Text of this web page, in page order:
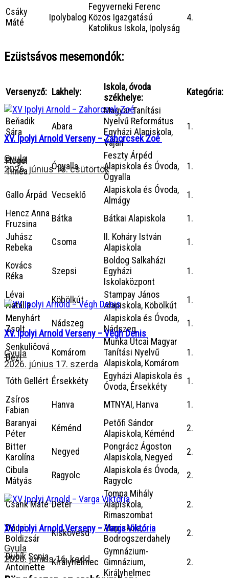
Csáky
Máté
Ipolybalog
Fegyverneki Ferenc
Közös Igazgatású
Katolikus Iskola, Ipolyság
4.
Ezüstsávos mesemondók:
Versenyző: Lakhely:
Iskola, óvoda
székhelye:
Kategória:
Beňadik
Sára
Abara
Magyar Tanítási
Nyelvű Református
Egyházi Alapiskola,
Vaján
1.
Flegel
Timea
Ógyalla
Feszty Árpéd
Alapiskola és Óvoda,
Ógyalla
1.
Gallo Árpád Vecseklő
Alapiskola és Óvoda,
Almágy
1.
Hencz Anna
Fruzsina
Bátka Bátkai Alapiskola
1.
Juhász
Rebeka
Csoma
II. Koháry István
Alapiskola
1.
Kovács
Réka
Szepsi
Boldog Salkaházi
Egyházi
Iskolaközpont
1.
Lévai
Natália
Köbölkút
Stampay János
Alapiskola, Köbölkút
1.
Menyhárt
Zsolt
Nádszeg
Alapiskola és Óvoda,
Nádszeg
1.
Senkuličová
Dézi
Komárom
Munka Utcai Magyar
Tanítási Nyelvű
Alapiskola, Komárom
1.
Tóth Gellért Érsekkéty
Egyházi Alapiskola és
Óvoda, Érsekkéty
1.
Zsíros
Fabian
Hanva MTNYAI, Hanva
1.
Baranyai
Péter
Kéménd
Petőfi Sándor
Alapiskola, Kéménd
2.
Bitter
Karolína
Negyed
Pongrácz Ágoston
Alapiskola, Negyed
2.
Cibula
Mátyás
Ragyolc
Alapiskola és Óvoda,
Ragyolc
2.
Csank Máté Détér
Tompa Mihály
Alapiskola,
Rimaszombat
2.
Dóczi
Boldizsár
Kiskövesd
Alapiskola,
Bodrogszerdahely
2.
Dubík Sonja
Antoinette
Királyhelmec
Gymnázium-
Gimnázium,
Királyhelmec
2.
XV. Ipolyi Arnold Verseny – Zahorcsek Zoé
Gyula
2026. június 18. csütörtök
XV. Ipolyi Arnold Verseny – Végh Denis
Gyula
2026. június 17. szerda
XV. Ipolyi Arnold Verseny – Varga Viktória
Gyula
2026. június 16. kedd